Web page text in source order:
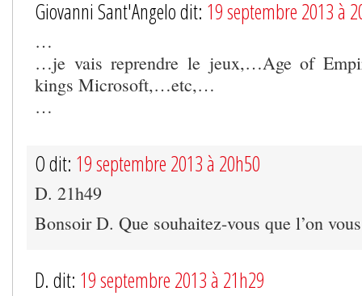
Giovanni Sant'Angelo dit: 19 septembre 2013 à
…
…je vais reprendre le jeux,…Age of
kings Microsoft,…etc,…
…
O dit: 19 septembre 2013 à 20h50
D. 21h49
Bonsoir D. Que souhaitez-vous que l’on
D. dit: 19 septembre 2013 à 21h29